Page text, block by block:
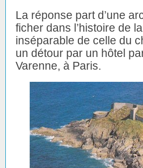
La réponse part d’une
ficher dans l’histoire de
inséparable de celle du
un détour par un hôtel
Varenne, à Paris.